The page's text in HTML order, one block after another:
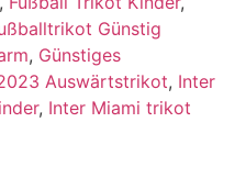
Günstig
, Günstiges
Auswärtstrikot, Inter
, Inter Miami trikot